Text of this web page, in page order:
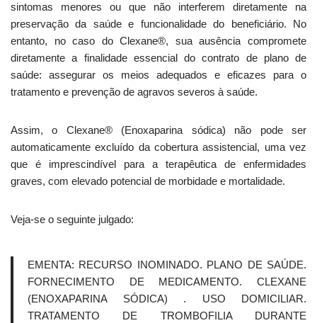
sintomas menores ou que não interferem diretamente na
preservação da saúde e funcionalidade do beneficiário. No
entanto, no caso do Clexane®, sua ausência compromete
diretamente a finalidade essencial do contrato de plano de
saúde: assegurar os meios adequados e eficazes para o
tratamento e prevenção de agravos severos à saúde.
Assim, o Clexane® (Enoxaparina sódica) não pode ser
automaticamente excluído da cobertura assistencial, uma vez
que é imprescindível para a terapêutica de enfermidades
graves, com elevado potencial de morbidade e mortalidade.
Veja-se o seguinte julgado:
EMENTA: RECURSO INOMINADO. PLANO DE SAÚDE.
FORNECIMENTO DE MEDICAMENTO. CLEXANE
(ENOXAPARINA SÓDICA) . USO DOMICILIAR.
TRATAMENTO DE TROMBOFILIA DURANTE